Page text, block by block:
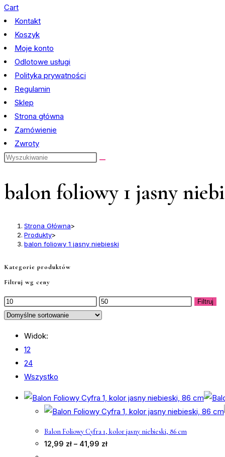
Cart
Kontakt
Koszyk
Moje konto
Odlotowe usługi
Polityka prywatności
Regulamin
Sklep
Strona główna
Zamówienie
Zwroty
Search
website
balon foliowy 1 jasny
Strona Główna>
Produkty>
balon foliowy 1 jasny niebieski
Widok:
12
24
Wszystko
Balon Foliowy Cyfra 1, kolor jasny niebieski, 86 cm
12,99 zł – 41,99 zł
Kategorie produktów
Filtruj wg ceny
Cena
min
Cena
max
Filtruj